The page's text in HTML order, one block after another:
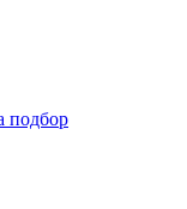
подбор